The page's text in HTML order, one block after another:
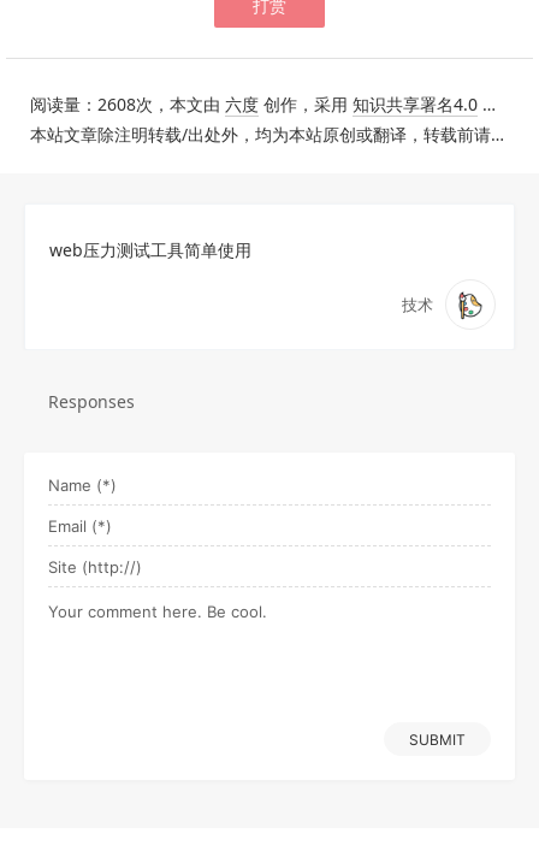
打赏
阅读量：2608次，本文由 六度 创作，采用 知识共享署名4.0
本站文章除注明转载/出处外，均为本站原创或翻译，转载前请务必署名。
web压力测试工具简单使用
技术
Responses
SUBMIT